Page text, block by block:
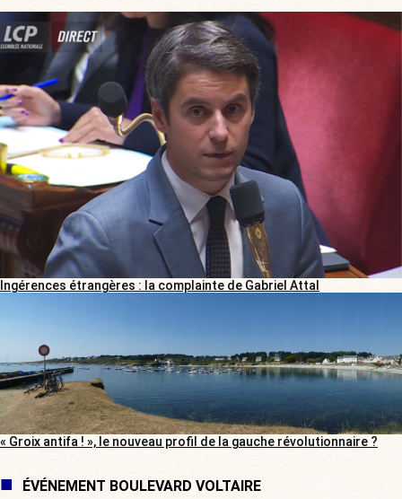
Ingérences étrangères : la complainte de Gabriel Attal
« Groix antifa ! », le nouveau profil de la gauche révolutionnaire ?
ÉVÉNEMENT BOULEVARD VOLTAIRE